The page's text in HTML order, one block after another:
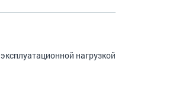
нагрузкой